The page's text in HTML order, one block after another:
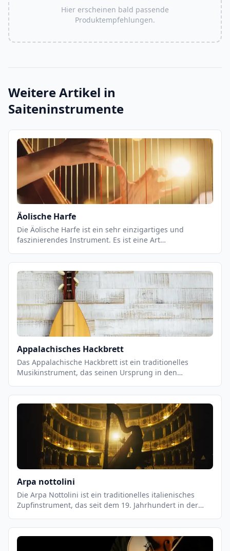
Hier erscheinen bald passende
Produktempfehlungen.
Weitere Artikel in
Saiteninstrumente
Äolische Harfe
Die Äolische Harfe ist ein sehr einzigartiges und
faszinierendes Instrument. Es ist eine Art
mit Saiten bespannt ist. Es wird normalerweise an
einem Baum oder einem anderen Gebäude befestigt, so
dass die Saiten dem Wind ausgesetzt sind. Wenn der
Wind durch die Saiten weht, erzeugt er einen
einzigartigen Klang, der als äolisch bezeichnet wird.
Appalachisches Hackbrett
Das Appalachische Hackbrett ist ein traditionelles
Musikinstrument, das seinen Ursprung in den
einem Holzbrett mit einer Reihe von Saiten besteht, die
über eine Reihe von Stiften an der Unterseite des Bretts
befestigt sind. Es wird mit einem Bogen gespielt, der
über die Saiten gestrichen wird, um einen einzigartigen
Klang zu erzeugen. Das Hackbrett ist ein wichtiger
Bestandteil der traditionellen Appalachenmusik und
wird häufig in Bluegrass- und Country-Musik verwendet.
Arpa nottolini
Die Arpa Nottolini ist ein traditionelles italienisches
Zupfinstrument, das seit dem 19. Jahrhundert in der
Es ist eine Variante der Harfe, die aus einem
Holzrahmen, einer Saitenleiste und einer Reihe von